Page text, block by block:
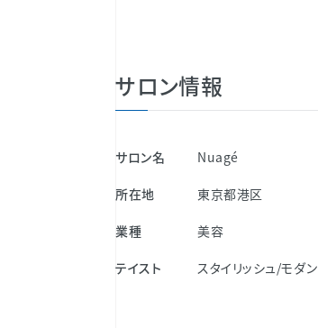
サロン情報
サロン名 Nuagé
所在地 東京都港区
業種 美容
テイスト スタイリッシュ/モダン